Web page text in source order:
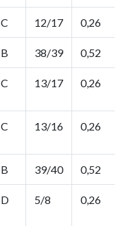
C 12/17 0,26
B 38/39 0,52
C 13/17 0,26
C 13/16 0,26
B 39/40 0,52
D 5/8 0,26